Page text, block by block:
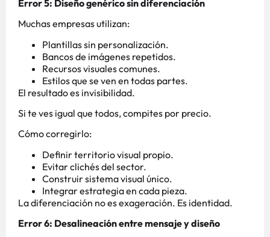
Error 5: Diseño genérico sin diferenciación
Muchas empresas utilizan:
Plantillas sin personalización.
Bancos de imágenes repetidos.
Recursos visuales comunes.
Estilos que se ven en todas partes.
El resultado es invisibilidad.
Si te ves igual que todos, compites por precio.
Cómo corregirlo:
Definir territorio visual propio.
Evitar clichés del sector.
Construir sistema visual único.
Integrar estrategia en cada pieza.
La diferenciación no es exageración. Es identidad.
Error 6: Desalineación entre mensaje y diseño